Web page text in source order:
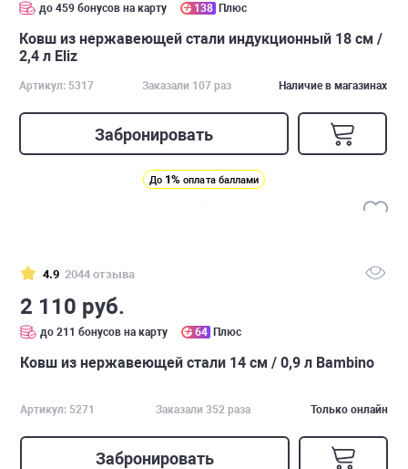
до 459 бонусов на карту 138 Плюс
Ковш из нержавеющей стали индукционный 18 см /
2,4 л Eliz
Артикул: 5317 Заказали 107 раз Наличие в магазинах
Забронировать
До 1% оплата баллами
4.9 2044 отзыва
2 110 руб.
до 211 бонусов на карту 64 Плюс
Ковш из нержавеющей стали 14 см / 0,9 л Bambino
Артикул: 5271 Заказали 352 раза Только онлайн
Забронировать